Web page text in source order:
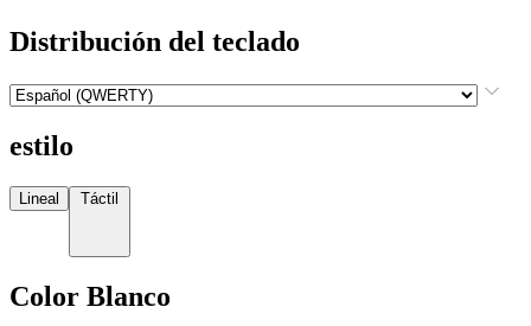
Distribución del teclado
estilo
Lineal Táctil
Color Blanco